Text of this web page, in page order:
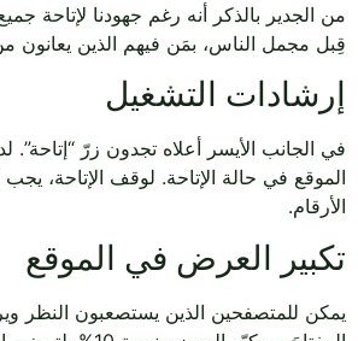
من الجدير بالذكر أنه رغم جهودنا لإتاحة
قِبل مجمل الناس، بمَن فيهم الذين يعانون
إرشادات التشغيل
في الجانب الأيسر أعلاه تجدون زرّ “إتاحة”.
الأرقام.
تكبير العرض في الموقع